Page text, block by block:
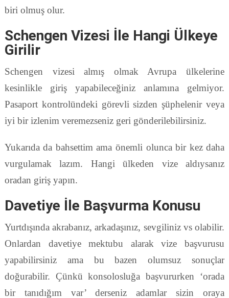
biri olmuş olur.
Schengen Vizesi İle Hangi Ülkeye
Girilir
Schengen vizesi almış olmak Avrupa ülkelerine
kesinlikle giriş yapabileceğiniz anlamına gelmiyor.
Pasaport kontrolündeki görevli sizden şüphelenir veya
iyi bir izlenim veremezseniz geri gönderilebilirsiniz.
Yukarıda da bahsettim ama önemli olunca bir kez daha
vurgulamak lazım. Hangi ülkeden vize aldıysanız
oradan giriş yapın.
Davetiye İle Başvurma Konusu
Yurtdışında akrabanız, arkadaşınız, sevgiliniz vs olabilir.
Onlardan davetiye mektubu alarak vize başvurusu
yapabilirsiniz ama bu bazen olumsuz sonuçlar
doğurabilir. Çünkü konsolosluğa başvururken ‘orada
bir tanıdığım var’ derseniz adamlar sizin oraya